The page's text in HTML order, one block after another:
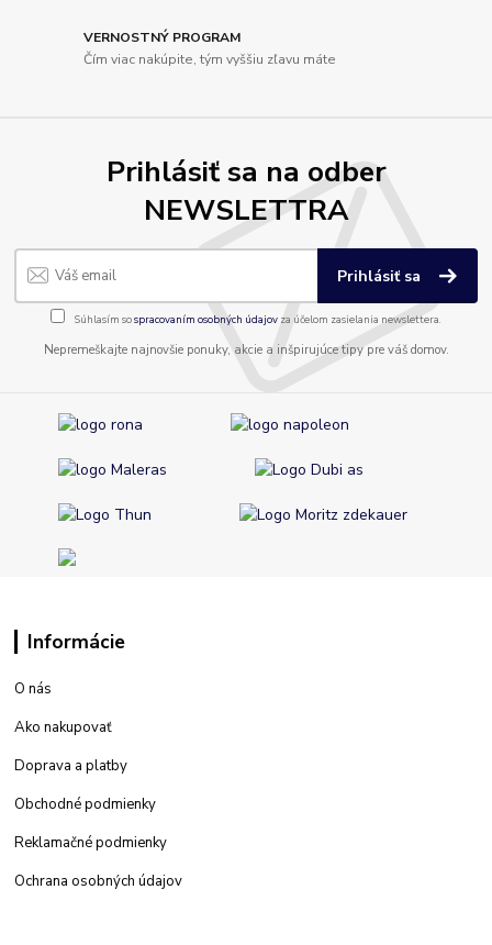
VERNOSTNÝ PROGRAM
Čím viac nakúpite, tým vyššiu zľavu máte
Prihlásiť sa na odber
NEWSLETTRA
Prihlásiť sa
Súhlasím sospracovaním osobných údajov za účelom zasielania newslettera.
Nepremeškajte najnovšie ponuky, akcie a inšpirujúce tipy pre váš domov.
Informácie
O nás
Ako nakupovať
Doprava a platby
Obchodné podmienky
Reklamačné podmienky
Ochrana osobných údajov